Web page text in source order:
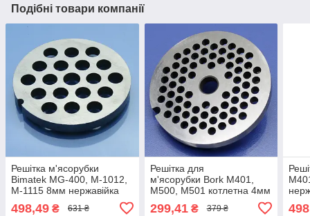
Подібні товари компанії
Решітка м'ясорубки
Bimatek MG-400, M-1012,
M-1115 8мм нержавійка
498,49 ₴ 631 ₴
Решітка для
м'ясорубки Bork M401,
M500, M501 котлетна 4мм
299,41₴ 379 ₴